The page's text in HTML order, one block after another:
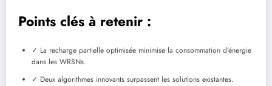
Points clés à retenir :
✓ La recharge partielle optimisée minimise la consommation d’énergie
dans les WRSNs.
✓ Deux algorithmes innovants surpassent les solutions existantes.